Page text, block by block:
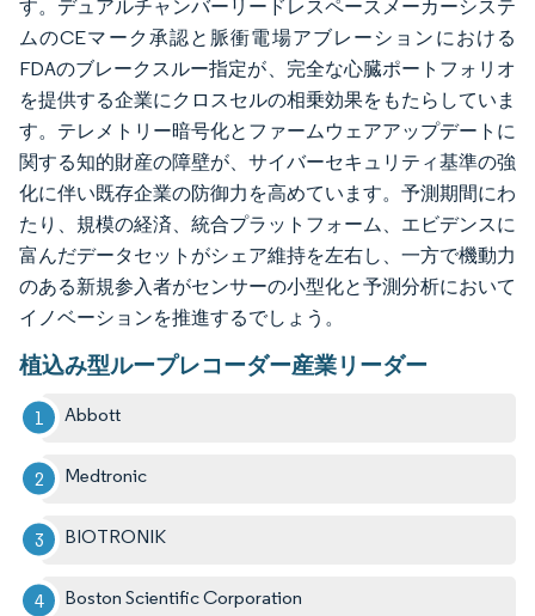
す。デュアルチャンバーリードレスペースメーカーシステ
ムのCEマーク承認と脈衝電場アブレーションにおける
FDAのブレークスルー指定が、完全な心臓ポートフォリオ
を提供する企業にクロスセルの相乗効果をもたらしていま
す。テレメトリー暗号化とファームウェアアップデートに
関する知的財産の障壁が、サイバーセキュリティ基準の強
化に伴い既存企業の防御力を高めています。予測期間にわ
たり、規模の経済、統合プラットフォーム、エビデンスに
富んだデータセットがシェア維持を左右し、一方で機動力
のある新規参入者がセンサーの小型化と予測分析において
イノベーションを推進するでしょう。
植込み型ループレコーダー産業リーダー
Abbott
Medtronic
BIOTRONIK
Boston Scientific Corporation